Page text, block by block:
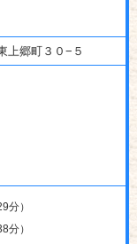
上郷町３０−５
分）
分）